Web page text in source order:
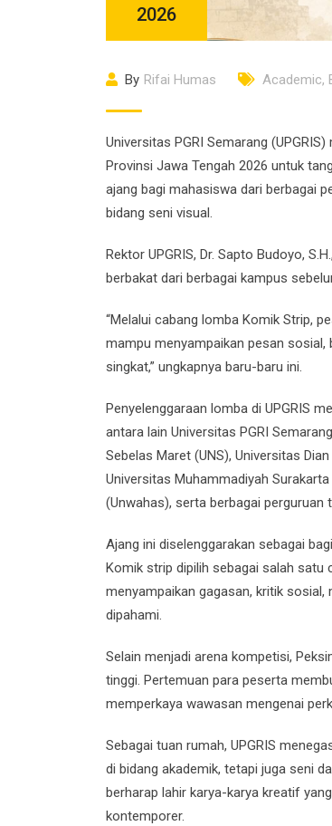
2026
By Rifai Humas Academic,
Universitas PGRI Semarang
Provinsi Jawa Tengah 2026 untuk
ajang bagi mahasiswa dari berbagai
bidang seni visual.
Rektor UPGRIS, Dr. Sapto Budoyo,
berbakat dari berbagai kampus
“Melalui cabang lomba Komik Strip,
mampu menyampaikan pesan
singkat,” ungkapnya baru-baru ini.
Penyelenggaraan lomba di UPGRIS
antara lain Universitas PGRI
Sebelas Maret (UNS), Universitas
Universitas Muhammadiyah
(Unwahas), serta berbagai perguruan
Ajang ini diselenggarakan sebagai
Komik strip dipilih sebagai salah satu
menyampaikan gagasan, kritik
dipahami.
Selain menjadi arena kompetisi,
tinggi. Pertemuan para peserta
memperkaya wawasan mengenai
Sebagai tuan rumah, UPGRIS
di bidang akademik, tetapi juga seni
berharap lahir karya-karya kreatif
kontemporer.